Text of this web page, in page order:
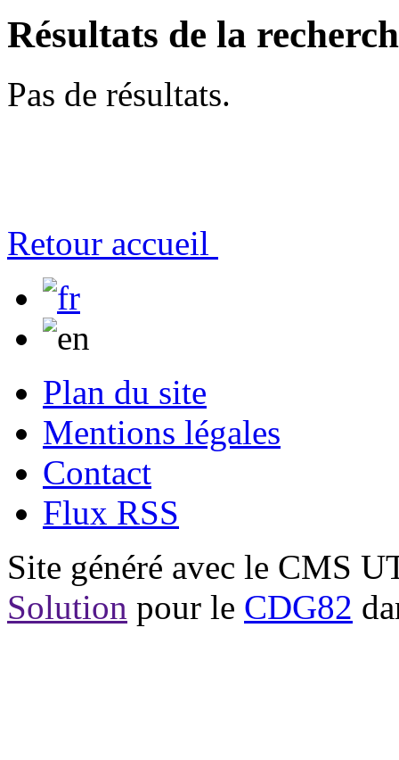
Résultats de la
Pas de résultats.
Retour accueil
Plan du site
Mentions légales
Contact
Flux RSS
Site généré avec le CMS
Solution pour le CDG82